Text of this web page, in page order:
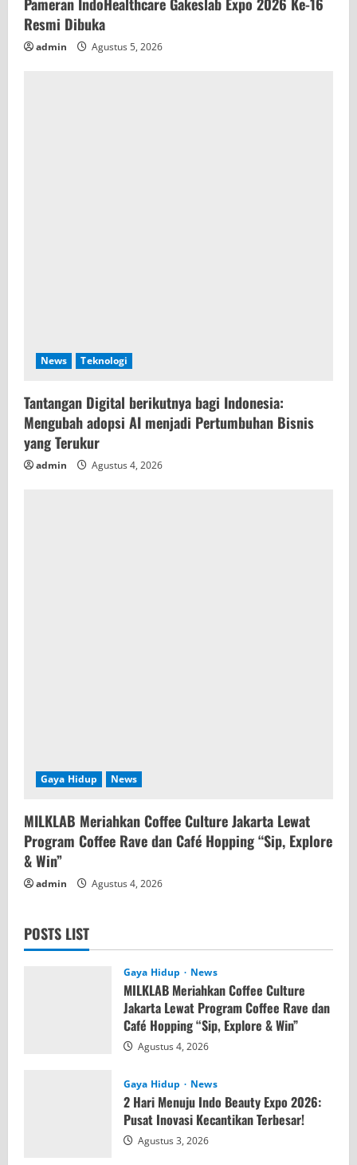
Resmi Dibuka
admin Agustus 5, 2026
News Teknologi
Tantangan Digital berikutnya bagi Indonesia:
Mengubah adopsi AI menjadi Pertumbuhan Bisnis
yang Terukur
admin Agustus 4, 2026
Gaya Hidup News
MILKLAB Meriahkan Coffee Culture Jakarta Lewat
Program Coffee Rave dan Café Hopping “Sip, Explore
& Win”
admin Agustus 4, 2026
POSTS LIST
Gaya Hidup News
MILKLAB Meriahkan Coffee Culture
Jakarta Lewat Program Coffee Rave dan
Café Hopping “Sip, Explore & Win”
Agustus 4, 2026
Gaya Hidup News
2 Hari Menuju Indo Beauty Expo 2026:
Pusat Inovasi Kecantikan Terbesar!
Agustus 3, 2026